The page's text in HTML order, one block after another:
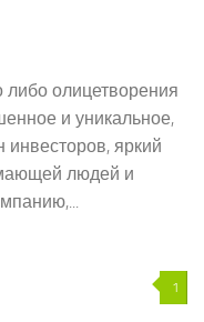
олицетворения
и уникальное,
яркий
людей и
1